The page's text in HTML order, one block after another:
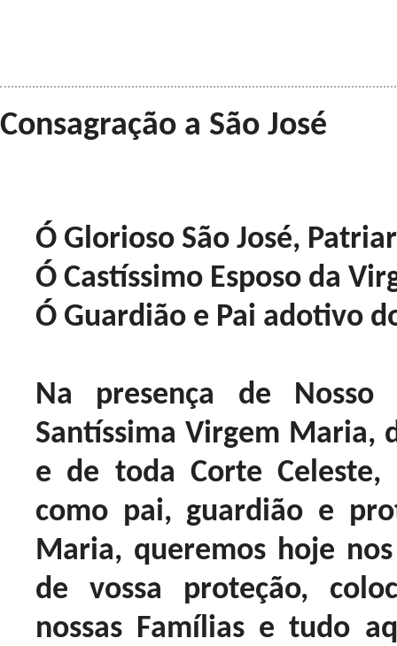
Consagração a São José
Ó Glorioso São José,
Ó Castíssimo Esposo da
Ó Guardião e Pai adotivo
Na presença de Nosso
Santíssima Virgem Maria,
e de toda Corte Celeste,
como pai, guardião e
Maria, queremos hoje
de vossa proteção,
nossas Famílias e tudo